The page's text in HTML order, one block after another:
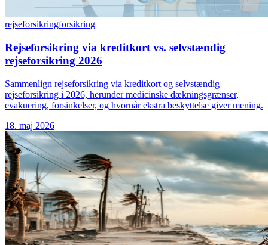
rejseforsikringforsikring
Rejseforsikring via kreditkort vs. selvstændig
rejseforsikring 2026
Sammenlign rejseforsikring via kreditkort og selvstændig
rejseforsikring i 2026, herunder medicinske dækningsgrænser,
evakuering, forsinkelser, og hvornår ekstra beskyttelse giver mening.
18. maj 2026